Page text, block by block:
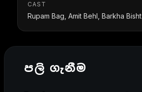
CAST
Rupam Bag, Amit Behl, Barkha Bisht
පලි ගැනීම